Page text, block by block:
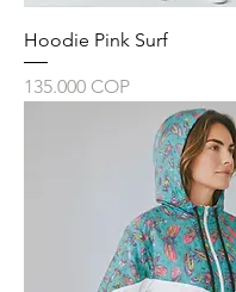
Hoodie Pink Surf
Precio
135.000 COP